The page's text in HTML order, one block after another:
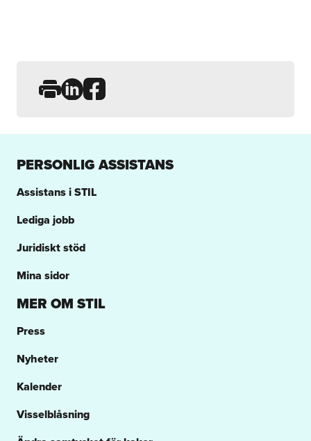
Dela sidan på LinkedIn
Dela sidan på Facebook
PERSONLIG ASSISTANS
Assistans i STIL
Lediga jobb
Juridiskt stöd
Mina sidor
MER OM STIL
Press
Nyheter
Kalender
Visselblåsning